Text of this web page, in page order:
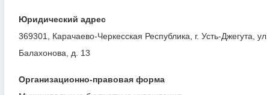
Юридический адрес
369301, Карачаево-Черкесская Республика, г. Усть-Джегута, ул.
Балахонова, д. 13
Организационно-правовая форма